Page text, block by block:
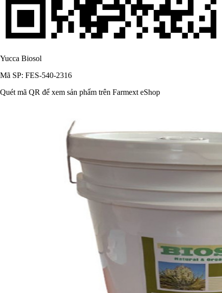
Yucca Biosol
Mã SP: FES-540-2316
Quét mã QR để xem sản phẩm trên Farmext eShop